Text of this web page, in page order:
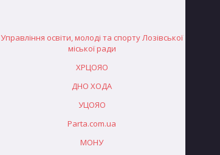
Управління освіти, молоді та спорту Лозівської
міської ради
ХРЦОЯО
ДНО ХОДА
УЦОЯО
Parta.com.ua
МОНУ